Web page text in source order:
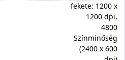
fekete: 1200 x
1200 dpi,
4800
Színminőség
(2400 x 600